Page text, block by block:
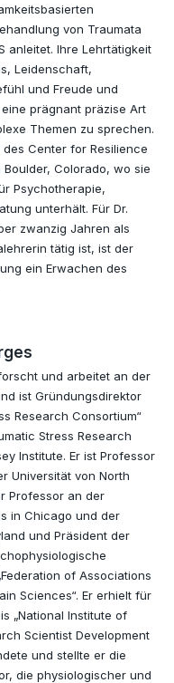
von Traumata
anleitet. Ihre Lehrtätigkeit
Leidenschaft,
und Freude und
prägnant präzise Art
Themen zu sprechen.
Center for Resilience
Colorado, wo sie
Psychotherapie,
unterhält. Für Dr.
zwanzig Jahren als
tätig ist, ist der
ein Erwachen des
und arbeitet an der
ist Gründungsdirektor
Research Consortium“
Stress Research
Institute. Er ist Professor
Universität von North
Professor an der
in Chicago und der
und Präsident der
of Associations
Sciences“. Er erhielt für
„National Institute of
Scientist Development
und stellte er die
die physiologischer und